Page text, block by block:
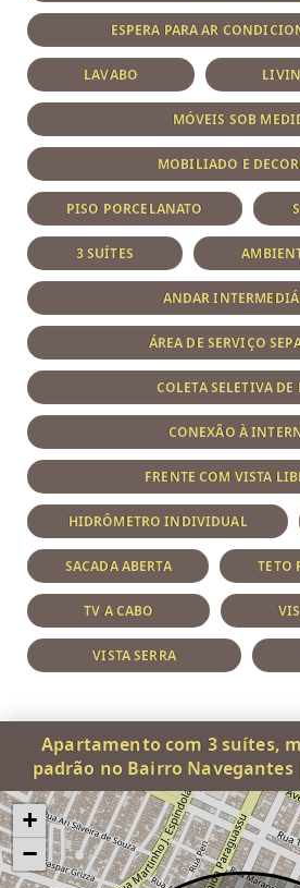
ESPERA PARA AR
LAVABO
MÓVEIS SOB
MOBILIADO E
PISO PORCELANATO
3 SUÍTES
ANDAR
ÁREA DE SERVIÇO
COLETA SELETIVA DE
CONEXÃO À
FRENTE COM VISTA
HIDRÔMETRO INDIVIDUAL
SACADA ABERTA TETO
TV A CABO
VISTA SERRA
Apartamento com 3 suítes,
padrão no Bairro Navegantes
+
−